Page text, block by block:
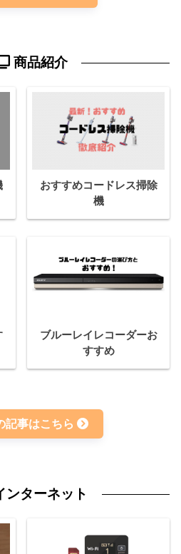
商品紹介
おすすめコードレス掃除
機
ブルーレイレコーダーお
すすめ
記事はこちら
ンターネット